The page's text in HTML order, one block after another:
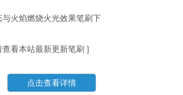
火焰燃烧火光效果笔刷下
看本站最新更新笔刷 ]
点击查看详情